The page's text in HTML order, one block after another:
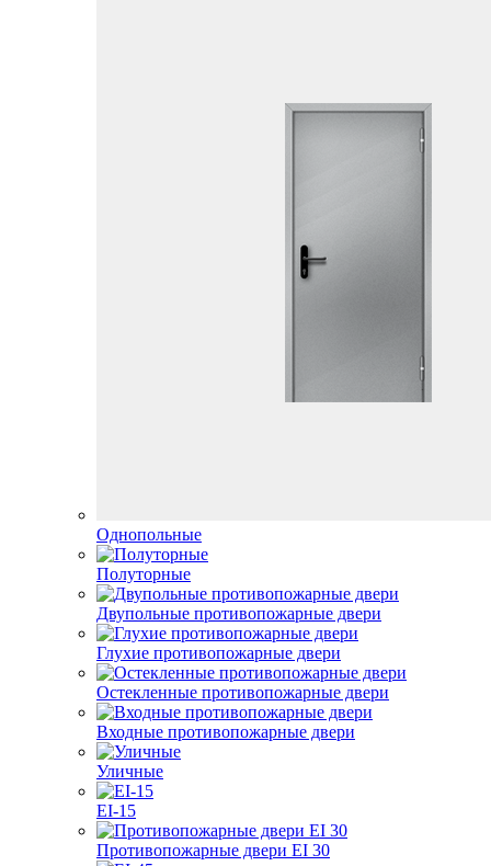
Однопольные
Полуторные
Двупольные противопожарные двери
Глухие противопожарные двери
Остекленные противопожарные двери
Входные противопожарные двери
Уличные
EI-15
Противопожарные двери EI 30